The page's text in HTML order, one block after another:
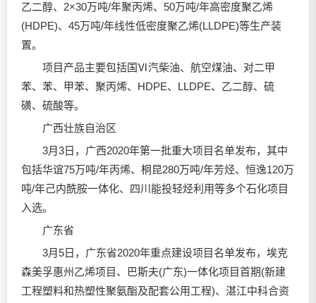
乙二醇、2×30万吨/年聚丙烯、50万吨/年高密度聚乙烯
(HDPE)、45万吨/年线性低密度聚乙烯(LLDPE)等生产装
置。
项目产品主要包括国Ⅵ汽柴油、航空煤油、对二甲
苯、苯、甲苯、聚丙烯、HDPE、LLDPE、乙二醇、硫
磺、硫酸等。
广西壮族自治区
3月3日，广西2020年第一批重大项目名单发布，其中
包括华谊75万吨/年丙烯、桐昆280万吨/年芳烃、恒逸120万
吨/年己内酰胺一体化、四川能投轻烃利用等多个石化项目
入选。
广东省
3月5日，广东省2020年重点建设项目名单发布，埃克
森美孚惠州乙烯项目、巴斯夫(广东)一体化项目首期(新建
工程塑料和热塑性聚氨酯及配套公用工程)、湛江中科合资